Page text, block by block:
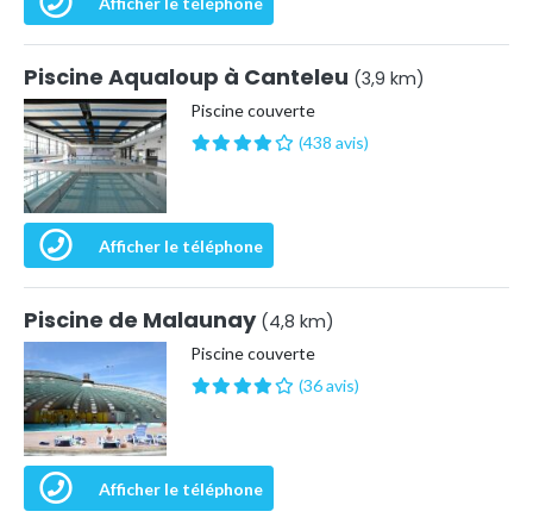
Piscine Aqualoup à Canteleu (3,9 km)
Piscine couverte
(438 avis)
Afficher le téléphone
Piscine de Malaunay (4,8 km)
Piscine couverte
(36 avis)
Afficher le téléphone